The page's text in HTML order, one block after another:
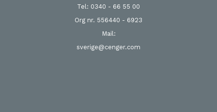
Tel: 0340 - 66 55 00
Org nr. 556440 - 6923
Mail:
sverige@cenger.com